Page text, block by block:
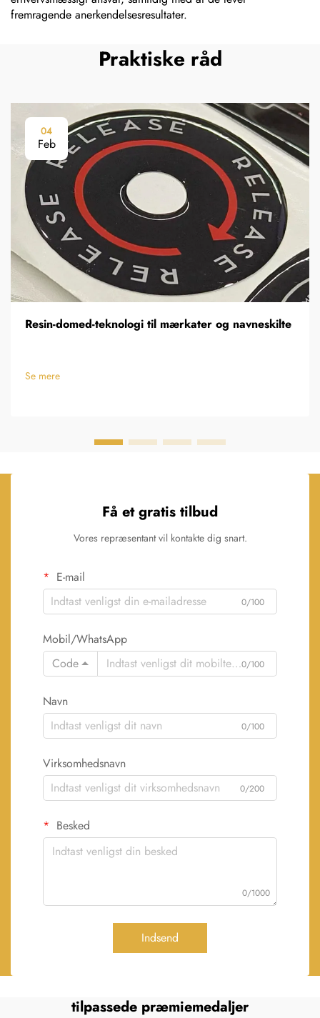
fremragende anerkendelsesresultater.
Praktiske råd
04
Feb
Resin-domed-teknologi til mærkater og navneskilte
Se mere
Få et gratis tilbud
Vores repræsentant vil kontakte dig snart.
E-mail
0/100
Mobil/WhatsApp
Code
0/100
Navn
0/100
Virksomhedsnavn
0/200
Besked
0/1000
Indsend
tilpassede præmiemedaljer